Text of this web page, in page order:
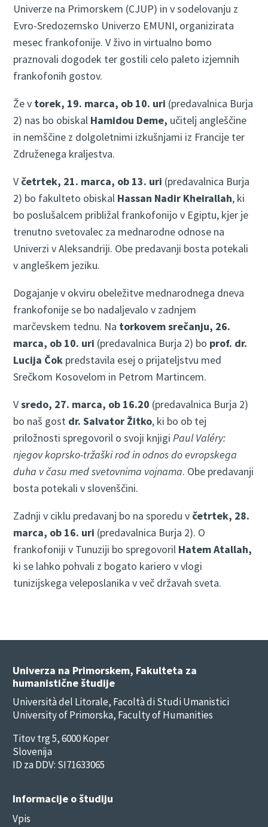
Univerze na Primorskem (CJUP) in v sodelovanju z
Evro-Sredozemsko Univerzo EMUNI, organizirata
mesec frankofonije. V živo in virtualno bomo
praznovali dogodek ter gostili celo paleto izjemnih
frankofonih gostov.
Že v torek, 19. marca, ob 10. uri (predavalnica Burja
2) nas bo obiskal Hamidou Deme, učitelj angleščine
in nemščine z dolgoletnimi izkušnjami iz Francije ter
Združenega kraljestva.
V četrtek, 21. marca, ob 13. uri (predavalnica Burja
2) bo fakulteto obiskal Hassan Nadir Kheirallah, ki
bo poslušalcem približal frankofonijo v Egiptu, kjer je
trenutno svetovalec za mednarodne odnose na
Univerzi v Aleksandriji. Obe predavanji bosta potekali
v angleškem jeziku.
Dogajanje v okviru obeležitve mednarodnega dneva
frankofonije se bo nadaljevalo v zadnjem
marčevskem tednu. Na torkovem srečanju, 26.
marca, ob 10. uri (predavalnica Burja 2) bo prof. dr.
Lucija Čok predstavila esej o prijateljstvu med
Srečkom Kosovelom in Petrom Martincem.
Vsredo, 27. marca, ob 16.20 (predavalnica Burja 2)
bo naš gost dr. Salvator Žitko, ki bo ob tej
priložnosti spregovoril o svoji knjigiPaul Valéry:
njegov koprsko-tržaški rod in odnos do evropskega
duha v času med svetovnima vojnama. Obe predavanji
bosta potekali v slovenščini.
Zadnji v ciklu predavanj bo na sporedu v četrtek, 28.
marca, ob 16. uri (predavalnica Burja 2). O
frankofoniji v Tunuziji bo spregovoril Hatem Atallah,
ki se lahko pohvali z bogato kariero v vlogi
tunizijskega veleposlanika v več državah sveta.
Univerza na Primorskem, Fakulteta za
humanistične študije
Università del Litorale, Facoltà di Studi Umanistici
University of Primorska, Faculty of Humanities
Titov trg 5, 6000 Koper
Slovenija
ID za DDV: SI71633065
Informacije o študiju
Vpis